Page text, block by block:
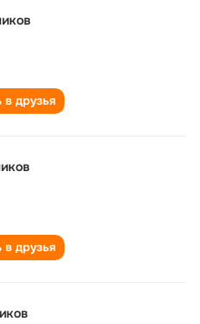
в друзья
в друзья